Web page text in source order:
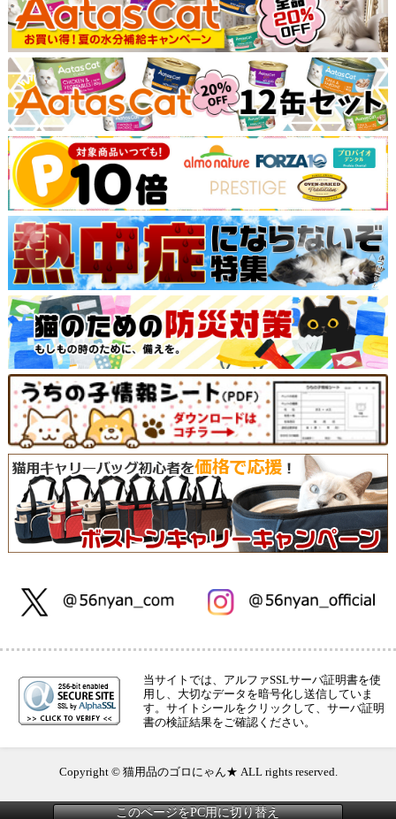
当サイトでは、アルファSSLサーバ証明書を使
用し、大切なデータを暗号化し送信していま
す。サイトシールをクリックして、サーバ証明
書の検証結果をご確認ください。
Copyright © 猫用品のゴロにゃん★ ALL rights reserved.
このページをPC用に切り替え